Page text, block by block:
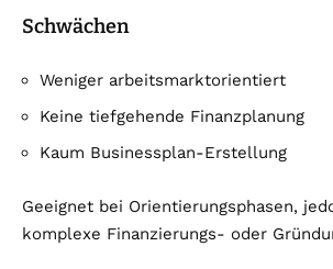
Schwächen
Weniger arbeitsmarktorientiert
Keine tiefgehende Finanzplanung
Kaum Businessplan-Erstellung
Geeignet bei Orientierungsphasen,
komplexe Finanzierungs- oder